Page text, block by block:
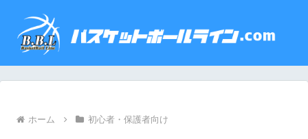
ホーム 初心者・保護者向け